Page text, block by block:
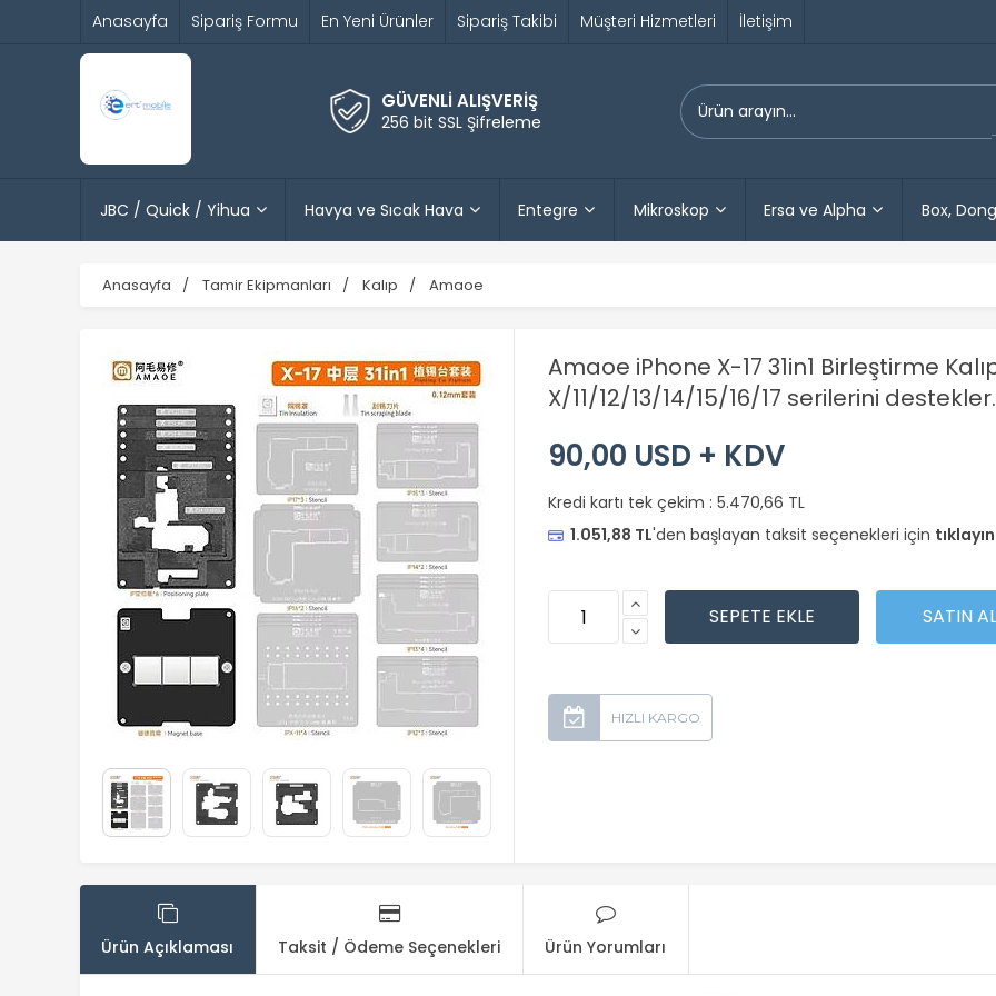
Anasayfa Sipariş Formu En Yeni Ürünler Sipariş Takibi Müşteri Hizmetleri İletişim
GÜVENLİ ALIŞVERİŞ
256 bit SSL Şifreleme
JBC / Quick / Yihua Havya ve Sıcak Hava Entegre Mikroskop Ersa ve Alpha Box,
Anasayfa Tamir Ekipmanları Kalıp Amaoe
Amaoe iPhone X-17 31in1 Birleştirme
X/11/12/13/14/15/16/17 serilerini
90,00 USD + KDV
Kredi kartı tek çekim : 5.470,66 TL
1.051,88 TL'den başlayan taksit seçenekleri için
Ürün Açıklaması Taksit / Ödeme Seçenekleri Ürün Yorumları